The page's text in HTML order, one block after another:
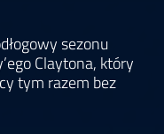
sezonu
Claytona, który
tym razem bez